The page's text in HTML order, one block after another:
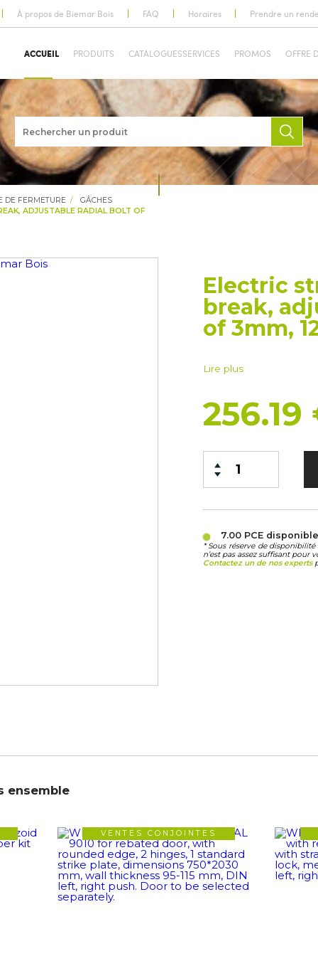
À propos de Biemar Bois FAQ Horaires Prendre un
ACCUEIL PRODUITS CATALOGUESSERVICES PROMOS OFFRE
DE FERMETURE
GÂCHES
ADJUSTABLE RADIAL BOLT OF
Electric
break,
of 3mm,
Lire plus
7.00 PCE
* Sous réserve de
n’est pas assez suffisant pour
Contactez un de nos experts
ensemble
VENTES CONJOINTES